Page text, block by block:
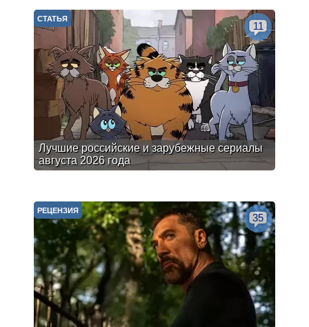
Лучшие российские и зарубежные сериалы
августа 2026 года
СТАТЬЯ
11
РЕЦЕНЗИЯ
35